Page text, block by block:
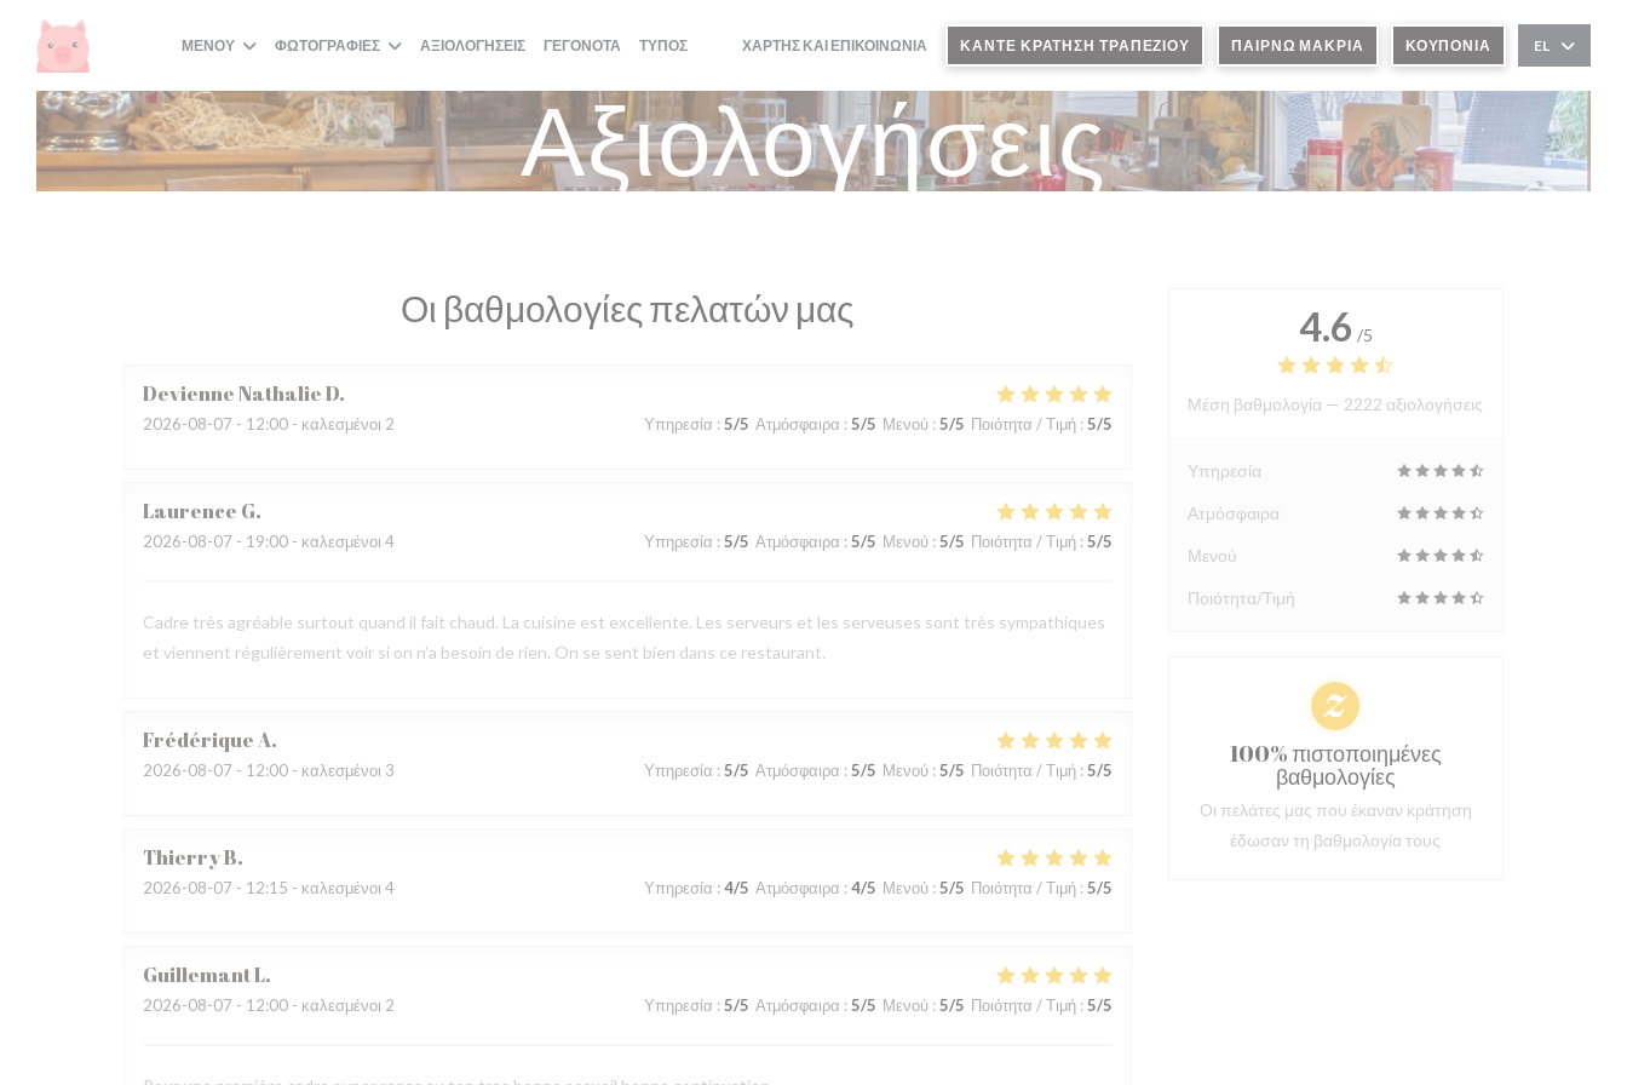
Πίνακας διαχείρισης "Μπισκότων" (Cookies)
ΜΕΝΟΎ ΦΩΤΟΓΡΑΦΊΕΣ ΑΞΙΟΛΟΓΉΣΕΙΣ ΓΕΓΟΝΌΤΑ ΤΎΠΟΣ
((ΑΝΟΊΓΕΙ ΣΕ ΝΈΟ ΠΑΡΆΘΥΡΟ))
((ΑΝΟΊΓΕΙ ΣΕ ΝΈΟ ΠΑΡΆΘΥΡΟ))
ΧΆΡΤΗΣ ΚΑΙ ΕΠΙΚΟΙΝΩΝΊΑ ΚΆΝΤΕ ΚΡΆΤΗΣΗ ΤΡΑΠΕΖΙΟΎ ΠΑΊΡΝΩ ΜΑΚΡΙΆ ΚΟΥΠΌΝΙΑ EL
Αξιολογήσεις
Οι βαθμολογίες πελατών μας
Devienne NathalieD
2026-08-07 - 12:00 - καλεσμένοι 2 Υπηρεσία : 5/5 Ατμόσφαιρα : 5/5 Μενού: 5/5 Ποιότητα / Τιμή: 5/5
Laurence G
2026-08-07 - 19:00 - καλεσμένοι 4 Υπηρεσία : 5/5 Ατμόσφαιρα : 5/5 Μενού: 5/5 Ποιότητα / Τιμή: 5/5
Cadre très agréable surtout quand il fait chaud. La cuisine est excellente. Les serveurs et les serveuses sont très sympathiques
et viennent régulièrement voir si on n'a besoin de rien. On se sent bien dans ce restaurant.
FrédériqueA
2026-08-07 - 12:00 - καλεσμένοι 3 Υπηρεσία : 5/5 Ατμόσφαιρα : 5/5 Μενού: 5/5 Ποιότητα / Τιμή: 5/5
ThierryB
2026-08-07 - 12:15 - καλεσμένοι 4 Υπηρεσία : 4/5 Ατμόσφαιρα : 4/5 Μενού: 5/5 Ποιότητα / Τιμή: 5/5
GuillemantL
2026-08-07 - 12:00 - καλεσμένοι 2 Υπηρεσία : 5/5 Ατμόσφαιρα : 5/5 Μενού: 5/5 Ποιότητα / Τιμή: 5/5
4.6 /5
Μέση βαθμολογία — 2222 αξιολογήσεις
Υπηρεσία
Ατμόσφαιρα
Μενού
Ποιότητα/Τιμή
100% πιστοποιημένες
βαθμολογίες
Οι πελάτες μας που έκαναν κράτηση
έδωσαν τη βαθμολογία τους